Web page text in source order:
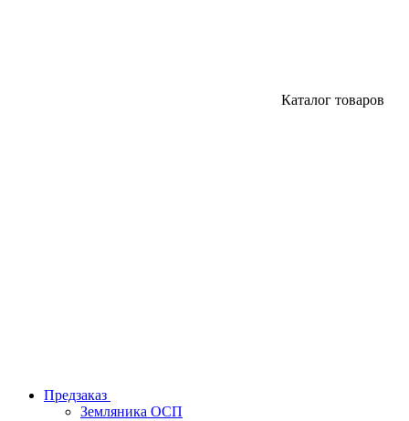
Каталог товаров
Предзаказ
Земляника ОСП